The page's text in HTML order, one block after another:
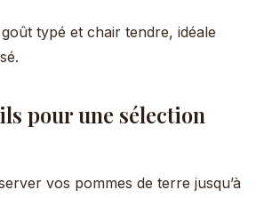
goût typé et chair tendre, idéale
pour une sélection
vos pommes de terre jusqu’à